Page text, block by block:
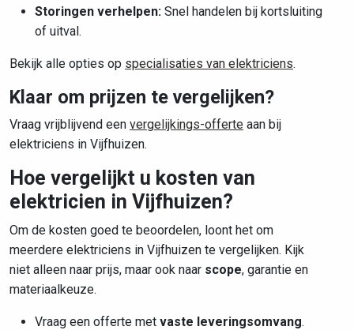
Storingen verhelpen: Snel handelen bij kortsluiting
of uitval.
Bekijk alle opties op specialisaties van elektriciens.
Klaar om prijzen te vergelijken?
Vraag vrijblijvend een vergelijkings-offerte aan bij
elektriciens in Vijfhuizen.
Hoe vergelijkt u kosten van
elektricien in Vijfhuizen?
Om de kosten goed te beoordelen, loont het om
meerdere elektriciens in Vijfhuizen te vergelijken. Kijk
niet alleen naar prijs, maar ook naar scope, garantie en
materiaalkeuze.
Vraag een offerte met vaste leveringsomvang.